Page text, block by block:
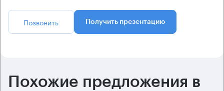
Позвонить Получить презентацию
Похожие предложения в